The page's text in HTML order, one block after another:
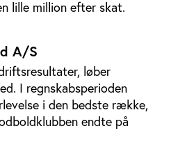
lille million efter skat.
A/S
løber
I regnskabsperioden
i den bedste række,
endte på